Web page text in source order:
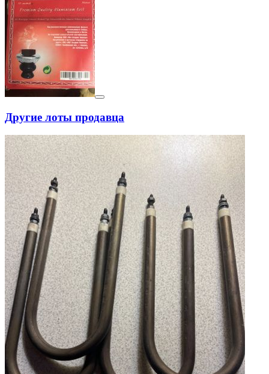
Другие лоты продавца